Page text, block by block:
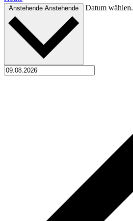
Anstehende Anstehende Datum wählen.